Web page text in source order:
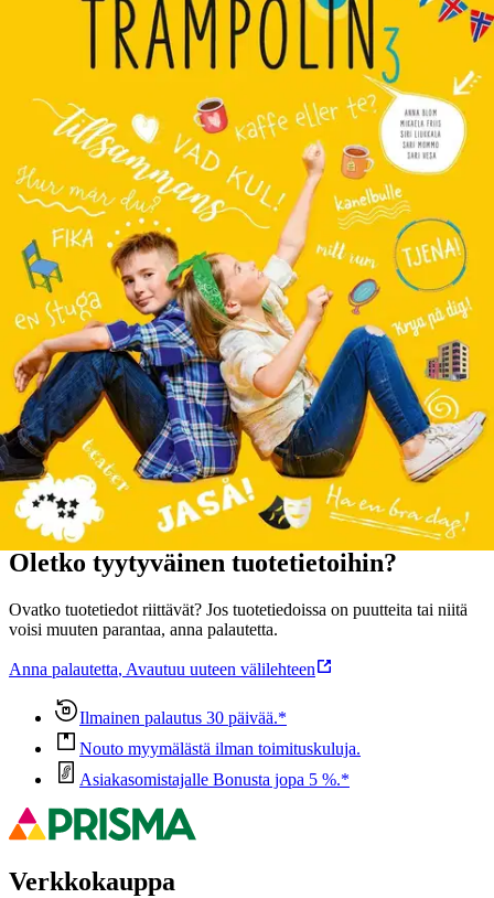
Tuotekuvaus
Trampolin 3 on peruskoulun B1-ruotsin oppikirja. Se sisältää yhden
kurssin materiaalin ja sopii kaikkiin vuosiviikkotuntimääriin. Kirja
sisältää sekä tekstit että tehtävät. Aihepiireinä ovat koti ja asuminen,
oma huone, tunteet ja unelmat sekä lempiruoat ja -juomat.
on neljä kappaletta, ja jokainen kappale sisältää seuraavat osiot:
Tavoitteet, Temaord (kuvasanasto), Lexikon (sanastoaukeama), Text
(teksti), Grammatik (kielioppi), Hoppa högt! (soveltavia ja
syventäviä tehtäviä), Kolla vad du kan! (kertaavia tehtäviä ja
itsearviointi) ja Kulturhopp (kulttuuri). Mukana on myös ylöspäin
eriyttäviä Volt-tehtäviä. Uudistuksessa kirjaan on lisätty
Pohjoismaihin keskittyvä Jag – en nordbo -osio.
Näytä lisää tuotekuvausta
Ominaisuudet
Oletko tyytyväinen tuotetietoihin?
Ovatko tuotetiedot riittävät? Jos tuotetiedoissa on puutteita tai niitä
voisi muuten parantaa, anna palautetta.
Anna palautetta, Avautuu uuteen välilehteen
Ilmainen palautus 30 päivää.*
Nouto myymälästä ilman toimituskuluja.
Asiakasomistajalle Bonusta jopa 5 %.*
Verkkokauppa